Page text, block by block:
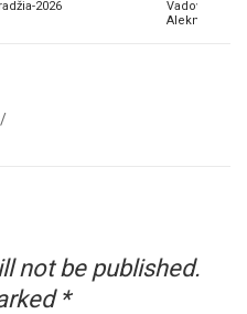
2026
Vadovas
Aleknavičius
not be published.
*